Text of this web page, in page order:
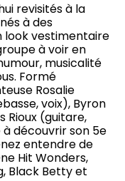
revisités à la
à des
look vestimentaire
à voir en
musicalité
Formé
Rosalie
voix), Byron
Rioux (guitare,
à découvrir son 5e
entendre de
Hit Wonders,
Black Betty et